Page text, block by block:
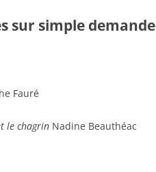
sur simple demande
Fauré
le chagrin Nadine Beauthéac